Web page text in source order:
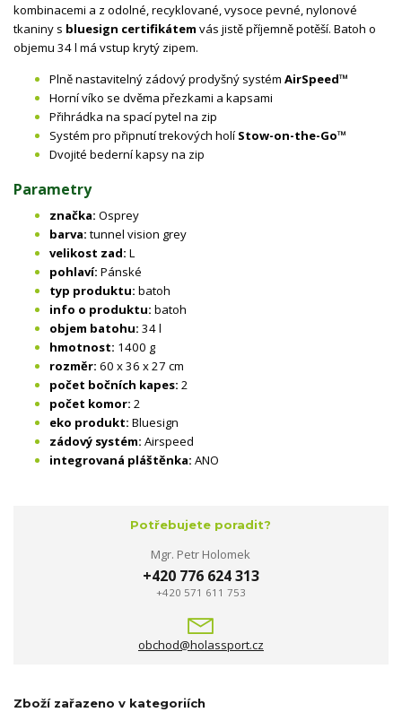
kombinacemi a z odolné, recyklované, vysoce pevné, nylonové
tkaniny s bluesign certifikátem vás jistě příjemně potěší. Batoh o
objemu 34 l má vstup krytý zipem.
Plně nastavitelný zádový prodyšný systém AirSpeed™
Horní víko se dvěma přezkami a kapsami
Přihrádka na spací pytel na zip
Systém pro připnutí trekových holí Stow-on-the-Go™
Dvojité bederní kapsy na zip
Parametry
značka: Osprey
barva: tunnel vision grey
velikost zad: L
pohlaví: Pánské
typ produktu: batoh
info o produktu: batoh
objem batohu: 34 l
hmotnost: 1400 g
rozměr: 60 x 36 x 27 cm
počet bočních kapes: 2
počet komor: 2
eko produkt: Bluesign
zádový systém: Airspeed
integrovaná pláštěnka: ANO
Potřebujete poradit?
Mgr. Petr Holomek
+420 776 624 313
+420 571 611 753
obchod@holassport.cz
Zboží zařazeno v kategoriích